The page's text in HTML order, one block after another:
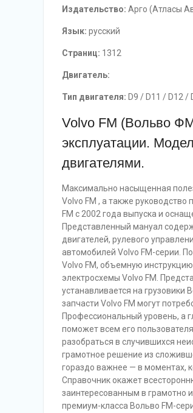
Издательство: Арго (Атласы
Язык: русский
Страниц: 1312
Двигатель:
Тип двигателя: D9 / D11 / D12 /
Volvo FM (Вольво
эксплуатации.
двигателями.
Максимально насыщенная
Volvo FM , а также
FM с 2002 года выпуска и
Представленный мануал
двигателей, рулевого
автомобилей Volvo FM-серии.
Volvo FM, объемную
электросхемы Volvo FM.
устанавливается на
запчасти Volvo FM могут
Профессиональный уровень, а
поможет всем его
разобраться в случившихся
грамотное решение из
гораздо важнее — в моментах,
Справочник окажет
заинтересованным в грамотно
премиум-класса Вольво FM-